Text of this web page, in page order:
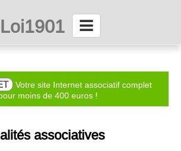
Loi1901
Votre site Internet associatif complet
moins de 400 euros !
associatives